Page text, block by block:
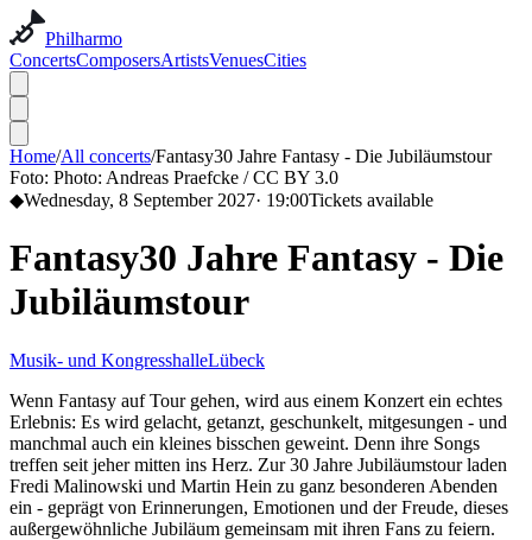
Philharmo
ConcertsComposersArtistsVenuesCities
Home/All concerts/Fantasy30 Jahre Fantasy - Die Jubiläumstour
Foto: Photo: Andreas Praefcke / CC BY 3.0
◆Wednesday, 8 September 2027· 19:00Tickets available
Fantasy30 Jahre Fantasy - Die
Jubiläumstour
Musik- und KongresshalleLübeck
Wenn Fantasy auf Tour gehen, wird aus einem Konzert ein echtes
Erlebnis: Es wird gelacht, getanzt, geschunkelt, mitgesungen - und
manchmal auch ein kleines bisschen geweint. Denn ihre Songs
treffen seit jeher mitten ins Herz. Zur 30 Jahre Jubiläumstour laden
Fredi Malinowski und Martin Hein zu ganz besonderen Abenden
ein - geprägt von Erinnerungen, Emotionen und der Freude, dieses
außergewöhnliche Jubiläum gemeinsam mit ihren Fans zu feiern.